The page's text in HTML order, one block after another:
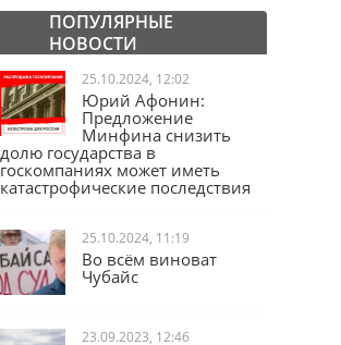
ПОПУЛЯРНЫЕ
НОВОСТИ
25.10.2024, 12:02
Юрий Афонин:
Предложение
Минфина снизить
долю государства в
госкомпаниях может иметь
25.10.2024, 11:19
Во всём виноват